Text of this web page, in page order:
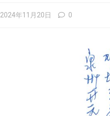
2024年11月20日 0